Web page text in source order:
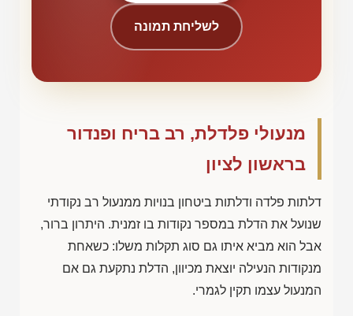
לשליחת תמונה
מנעולי פלדלת, רב בריח ופנדור
בראשון לציון
דלתות פלדה ודלתות ביטחון בנויות ממנעול רב נקודתי
שנועל את הדלת במספר נקודות בו זמנית. היתרון ברור,
אבל הוא מביא איתו גם סוג תקלות משלו: כשאחת
מנקודות הנעילה יוצאת מכיוון, הדלת נתקעת גם אם
המנעול עצמו תקין לגמרי.